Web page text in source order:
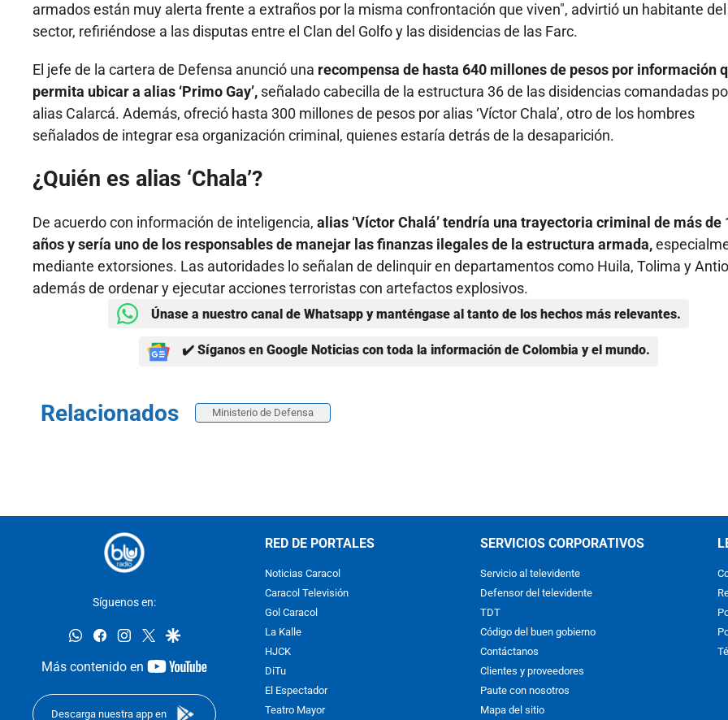
armados están muy alerta frente a extraños por la misma confrontación que viven", advirtió un habitante del
sector, refiriéndose a las disputas entre el Clan del Golfo y las disidencias de las Farc.
El jefe de la cartera de Defensa anunció una recompensa de hasta 640 millones de pesos por información
permita ubicar a alias ‘Primo Gay’, señalado cabecilla de la estructura 36 de las disidencias comandadas
alias Calarcá. Además, ofreció hasta 300 millones de pesos por alias ‘Víctor Chala’, otro de los hombres
señalados de integrar esa organización criminal, quienes estaría detrás de la desaparición.
¿Quién es alias ‘Chala’?
De acuerdo con información de inteligencia, alias ‘Víctor Chalá’ tendría una trayectoria criminal de más de
años y sería uno de los responsables de manejar las finanzas ilegales de la estructura armada,
mediante extorsiones. Las autoridades lo señalan de delinquir en departamentos como Huila, Tolima y
además de ordenar y ejecutar acciones terroristas con artefactos explosivos.
Únase a nuestro canal de Whatsapp y manténgase al tanto de los hechos más relevantes.
✔️ Síganos en Google Noticias con toda la información de Colombia y el mundo.
Relacionados Ministerio de Defensa
Síguenos en:
whatsappfacebookinstagram
twittergoogle
Más contenido en
youtube-
Descarga nuestra app en
RED DE PORTALES
Noticias Caracol
Caracol Televisión
Gol Caracol
La Kalle
HJCK
DiTu
El Espectador
Teatro Mayor
SERVICIOS CORPORATIVOS
Servicio al televidente
Defensor del televidente
TDT
Código del buen gobierno
Contáctanos
Clientes y proveedores
Paute con nosotros
Mapa del sitio